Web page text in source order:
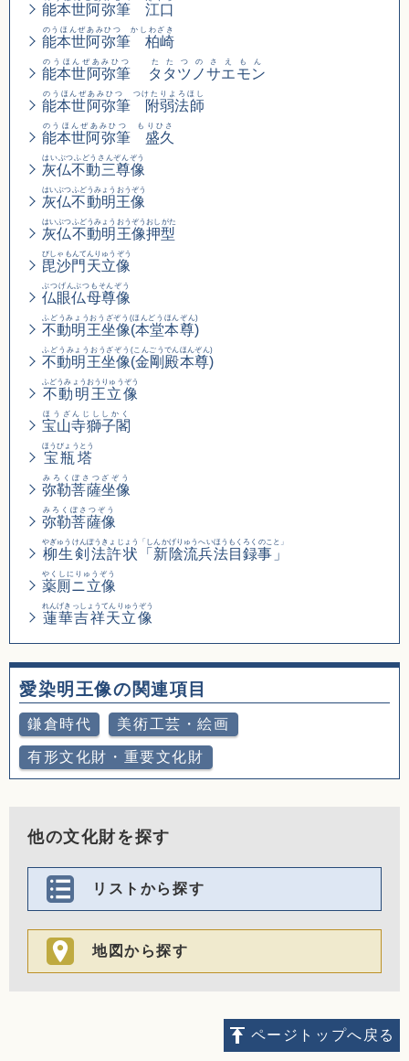
能本世阿弥筆 江口
能本世阿弥筆 柏崎
のうほんぜあみひつ かしわざき
能本世阿弥筆
のうほんぜあみひつ
タタツノサエモン
たたつのさえもん
能本世阿弥筆 附弱法師
のうほんぜあみひつ つけたりよろほし
能本世阿弥筆 盛久
のうほんぜあみひつ もりひさ
灰仏不動三尊像
はいぶつふどうさんぞんぞう
灰仏不動明王像
はいぶつふどうみょうおうぞう
灰仏不動明王像押型
はいぶつふどうみょうおうぞうおしがた
毘沙門天立像
びしゃもんてんりゅうぞう
仏眼仏母尊像
ぶつげんぶつもそんぞう
不動明王坐像(本堂本尊)
ふどうみょうおうざぞう(ほんどうほんぞん)
不動明王坐像
ふどうみょうおうざぞう
(金剛殿本尊)
(こんごうでんほんぞん)
不動明王立像
ふどうみょうおうりゅうぞう
宝山寺獅子閣
ほうざんじししかく
宝瓶塔
ほうびょうとう
弥勒菩薩坐像
みろくぼさつざぞう
弥勒菩薩像
みろくぼさつぞう
柳生剣法許状
やぎゅうけんぽうきょじょう
「新陰流兵法目録事」
「しんかげりゅうへいほうもくろくのこと」
薬厠ニ立像
やくしにりゅうぞう
蓮華吉祥天立像
れんげきっしょうてんりゅうぞう
愛染明王像の関連項目
鎌倉時代 美術工芸・絵画
有形文化財・重要文化財
他の文化財を探す
リストから探す
地図から探す
ページトップへ戻る